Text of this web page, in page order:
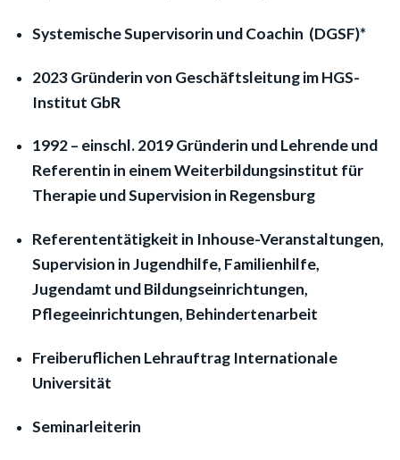
Systemische Supervisorin und Coachin (DGSF)*
2023 Gründerin von Geschäftsleitung im HGS-
Institut GbR
1992 – einschl. 2019 Gründerin und Lehrende und
Referentin in einem Weiterbildungsinstitut für
Therapie und Supervision in Regensburg
Referententätigkeit in Inhouse-Veranstaltungen,
Supervision in Jugendhilfe, Familienhilfe,
Jugendamt und Bildungseinrichtungen,
Pflegeeinrichtungen, Behindertenarbeit
Freiberuflichen Lehrauftrag Internationale
Universität
Seminarleiterin